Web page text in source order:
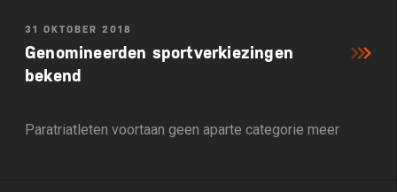
31 OKTOBER 2018
Genomineerden sportverkiezingen
bekend
Paratriatleten voortaan geen aparte categorie meer